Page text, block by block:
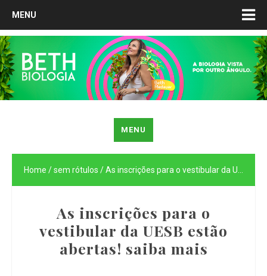
MENU
MENU
Home /sem rótulos /As inscrições para o vestibular da UESB estão abertas! saiba mais
As inscrições para o
vestibular da UESB estão
abertas! saiba mais